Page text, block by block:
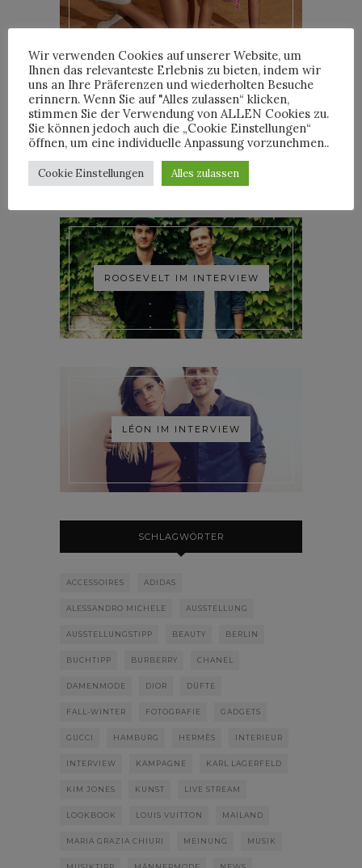
YOANN LEMOINE AKA
WOODKID IM INTERVIEW
ROOSEVELT IM INTERVIEW
LÉON IM INTERVIEW
SCHLAGWÖRTER
ACCESSOIRES ADIDAS
ALESSANDRO MICHELE AUSSTELLUNG
AUSSTELLUNGSTIPP BEAUTY BERLIN
BUCHTIPP BURBERRY CHANEL
DAMENMODE DIOR DÜFTE
FALL-WINTER FOTOGRAFIE GADGETS
GUCCI HAMBURG HERMÈS INTERIEUR
INTERVIEW KAMPAGNE KARL LAGERFELD
KIM JONES KUNST LIVE STREAM
LOOKBOOK LOUIS VUITTON MAILAND
MARIA GRAZIA CHIURI MEINUNG MUSIK
Wir verwenden Cookies auf unserer Website, um
Ihnen das relevanteste Erlebnis zu bieten, indem wir
uns an Ihre Präferenzen und wiederholten Besuche
erinnern. Wenn Sie auf "Alles zulassen“ klicken,
stimmen Sie der Verwendung von ALLEN Cookies zu.
Sie können jedoch auch die „Cookie Einstellungen“
öffnen, um eine individuelle Anpassung vorzunehmen..
Cookie Einstellungen Alles zulassen